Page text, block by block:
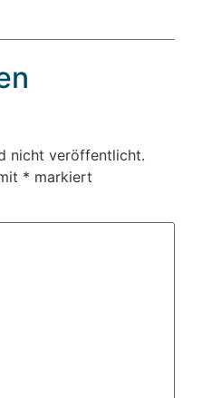
nicht veröffentlicht.
* markiert